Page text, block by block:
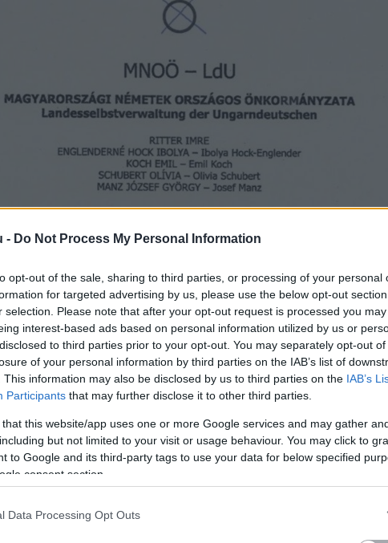
- Do Not Process My Personal Information
opt-out of the sale, sharing to third parties, or processing of your personal
for targeted advertising by us, please use the below opt-out
selection. Please note that after your opt-out request is processed you may
interest-based ads based on personal information utilized by us or
to third parties prior to your opt-out. You may separately opt-out of
of your personal information by third parties on the IAB’s list of
This information may also be disclosed by us to third parties on the IAB’s
Participants that may further disclose it to other third parties.
that this website/app uses one or more Google services and may gather
but not limited to your visit or usage behaviour. You may click to
to Google and its third-party tags to use your data for below specified
consent section.
Data Processing Opt Outs
a bács-kiskuni németek –
FN Falusi Norbert
a német nemzetiségi névjegyzékről, és ez az utóbbi
hogy nem lesz újra német nemzetiségi
Fidesz-KDNP. (A német listáról a két korábbi